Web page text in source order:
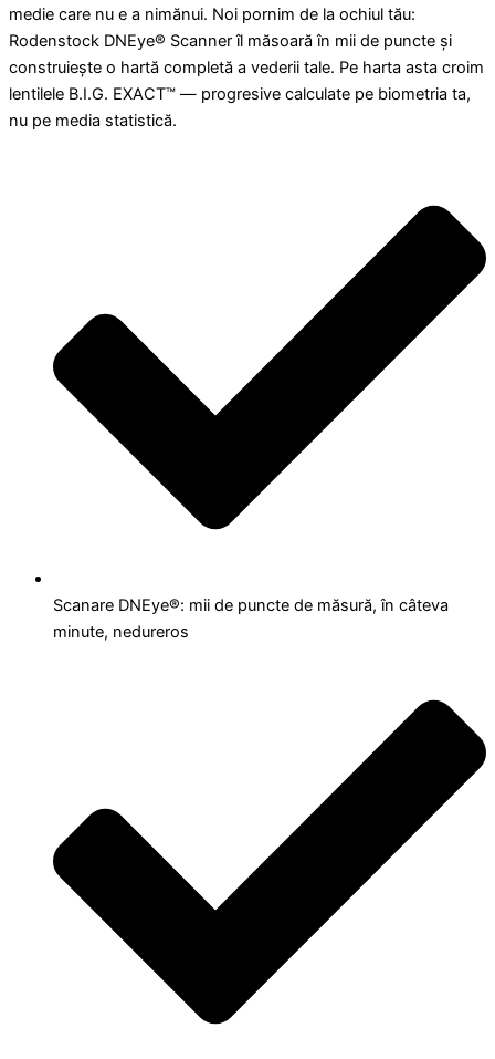
medie care nu e a nimănui. Noi pornim de la ochiul tău:
Rodenstock DNEye® Scanner îl măsoară în mii de puncte și
construiește o hartă completă a vederii tale. Pe harta asta croim
lentilele B.I.G. EXACT™ — progresive calculate pe biometria ta,
nu pe media statistică.
Scanare DNEye®: mii de puncte de măsură, în câteva
minute, nedureros